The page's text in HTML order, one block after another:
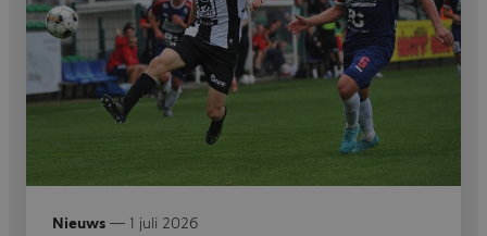
Nieuws — 1 juli 2026